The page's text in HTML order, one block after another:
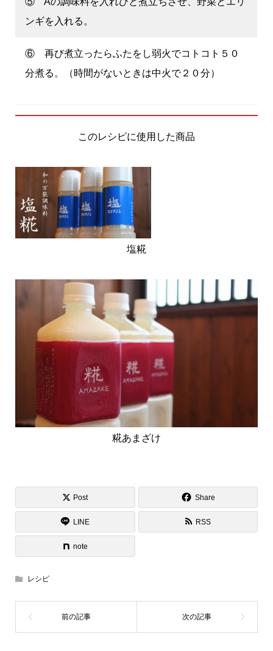
ンギを入れる。
⑥ 再び煮立ったらふたをし弱火でコトコト５０
分煮る。（時間がないときは中火で２０分）
このレシピに使用した商品
塩糀
糀あまざけ
Post Share
LINE RSS
note
レシピ